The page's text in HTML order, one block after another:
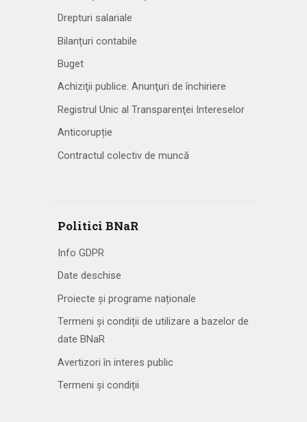
Drepturi salariale
Bilanțuri contabile
Buget
Achiziţii publice. Anunţuri de închiriere
Registrul Unic al Transparenţei Intereselor
Anticorupție
Contractul colectiv de muncă
Politici BNaR
Info GDPR
Date deschise
Proiecte și programe naționale
Termeni și condiții de utilizare a bazelor de
date BNaR
Avertizori în interes public
Termeni și condiții